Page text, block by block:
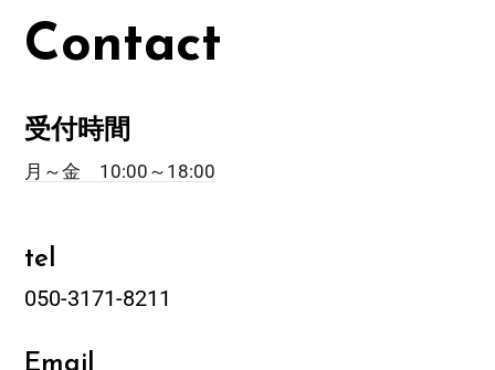
Contact
受付時間
月～金 10:00～18:00
tel
050-3171-8211